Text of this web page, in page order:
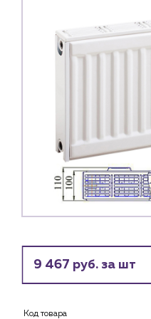
9 467 руб. за шт
Код товара